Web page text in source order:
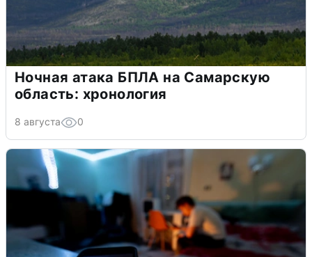
Ночная атака БПЛА на Самарскую
область: хронология
8 августа 0